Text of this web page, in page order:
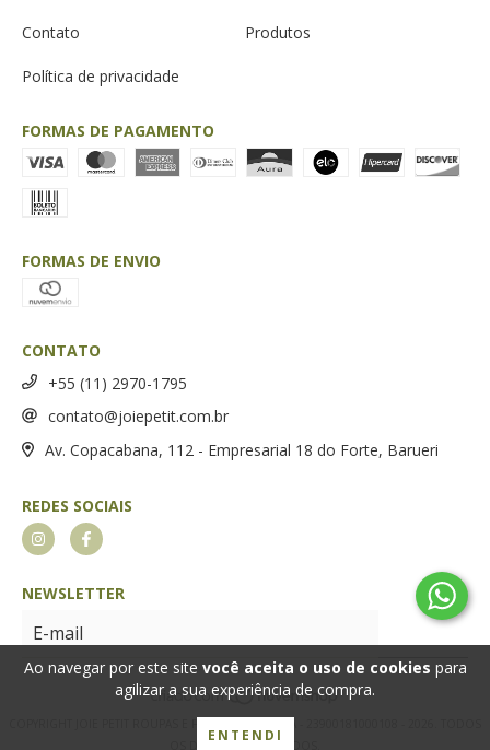
Ao navegar por este site você aceita o uso de cookies para
agilizar a sua experiência de compra.
ENTENDI
Contato Produtos
Política de privacidade
FORMAS DE PAGAMENTO
FORMAS DE ENVIO
CONTATO
+55 (11) 2970-1795
contato@joiepetit.com.br
Av. Copacabana, 112 - Empresarial 18 do Forte, Barueri
REDES SOCIAIS
NEWSLETTER